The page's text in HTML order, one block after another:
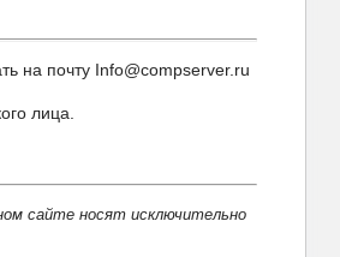
на почту Info@compserver.ru
лица.
сайте носят исключительно